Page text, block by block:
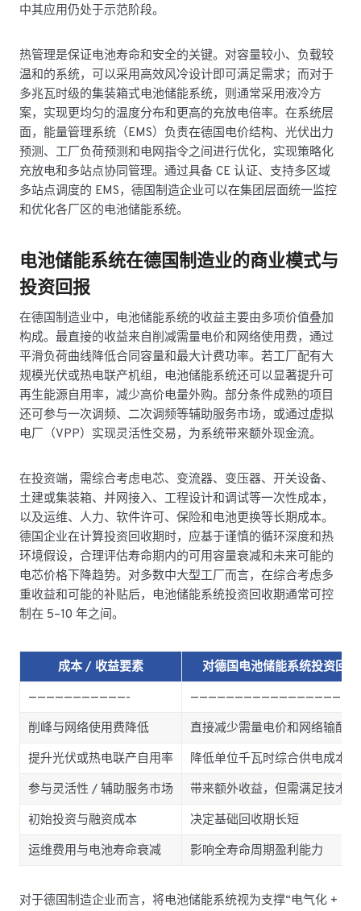
中其应用仍处于示范阶段。
热管理是保证电池寿命和安全的关键。对容量较小、负载较
温和的系统，可以采用高效风冷设计即可满足需求；而对于
多兆瓦时级的集装箱式电池储能系统，则通常采用液冷方
案，实现更均匀的温度分布和更高的充放电倍率。在系统层
面，能量管理系统（EMS）负责在德国电价结构、光伏出力
预测、工厂负荷预测和电网指令之间进行优化，实现策略化
充放电和多站点协同管理。通过具备 CE 认证、支持多区域
多站点调度的 EMS，德国制造企业可以在集团层面统一监控
和优化各厂区的电池储能系统。
电池储能系统在德国制造业的商业模式与
投资回报
在德国制造业中，电池储能系统的收益主要由多项价值叠加
构成。最直接的收益来自削减需量电价和网络使用费，通过
平滑负荷曲线降低合同容量和最大计费功率。若工厂配有大
规模光伏或热电联产机组，电池储能系统还可以显著提升可
再生能源自用率，减少高价电量外购。部分条件成熟的项目
还可参与一次调频、二次调频等辅助服务市场，或通过虚拟
电厂（VPP）实现灵活性交易，为系统带来额外现金流。
在投资端，需综合考虑电芯、变流器、变压器、开关设备、
土建或集装箱、并网接入、工程设计和调试等一次性成本，
以及运维、人力、软件许可、保险和电池更换等长期成本。
德国企业在计算投资回收期时，应基于谨慎的循环深度和热
环境假设，合理评估寿命期内的可用容量衰减和未来可能的
电芯价格下降趋势。对多数中大型工厂而言，在综合考虑多
重收益和可能的补贴后，电池储能系统投资回收期通常可控
制在 5–10 年之间。
成本 / 收益要素
对德国电池储能系统投资回
———————————-
削峰与网络使用费降低
直接减少需量电价和网络输配
提升光伏或热电联产自用率
降低单位千瓦时综合供电成本
参与灵活性 / 辅助服务市场
带来额外收益，但需满足技术
初始投资与融资成本
决定基础回收期长短
运维费用与电池寿命衰减
影响全寿命周期盈利能力
对于德国制造企业而言，将电池储能系统视为支撑“电气化 +